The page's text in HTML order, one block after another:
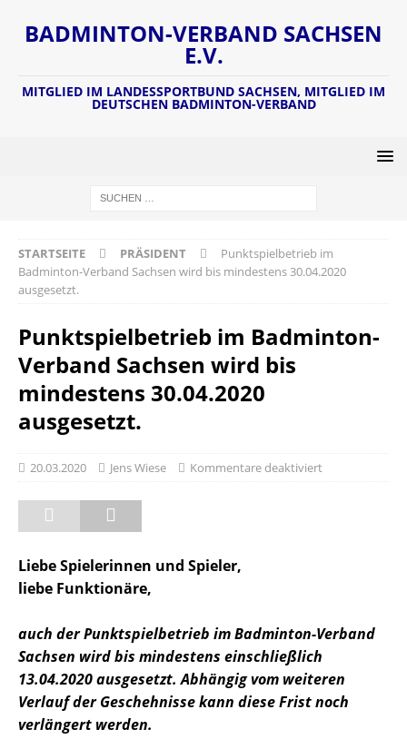
BADMINTON-VERBAND SACHSEN
E.V.
MITGLIED IM LANDESSPORTBUND SACHSEN, MITGLIED IM
DEUTSCHEN BADMINTON-VERBAND
STARTSEITE PRÄSIDENT
Punktspielbetrieb im
Badminton-Verband Sachsen wird bis mindestens 30.04.2020
ausgesetzt.
Punktspielbetrieb im Badminton-
Verband Sachsen wird bis
mindestens 30.04.2020
ausgesetzt.
20.03.2020 Jens Wiese Kommentare deaktiviert
Liebe Spielerinnen und Spieler,
liebe Funktionäre,
auch der Punktspielbetrieb im Badminton-Verband
Sachsen wird bis mindestens einschließlich
13.04.2020 ausgesetzt. Abhängig vom weiteren
Verlauf der Geschehnisse kann diese Frist noch
verlängert werden.